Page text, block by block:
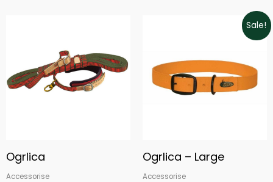
Ogrlica
Accessorise
Sale!
Ogrlica – Large
Accessorise
15,96€.
Current
13,56€.